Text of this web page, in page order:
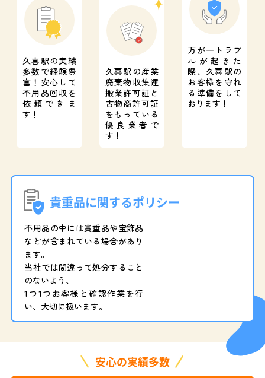
久喜駅の実績
多数で経験豊
富！ 安心して
不用品回収を
依頼できま
す！
久喜駅の産業
廃棄物収集運
搬業許可証と
古物商許可証
をもっている
優良業者で
す！
万が一トラブ
ルが起きた
際、 久喜駅の
お客様を守れ
る準備をして
おります！
貴重品に関するポリシー
不用品の中には貴重品や宝飾品
などが含まれている場合があり
ます。
当社では間違って処分すること
のないよう、
1つ1つお客様と確認作業を行
い、大切に扱います。
安心の実績多数